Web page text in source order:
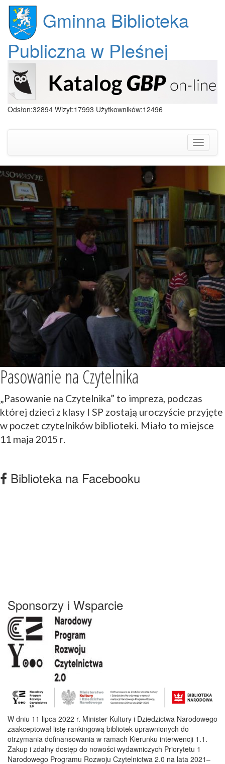
Gminna Biblioteka
Publiczna w Pleśnej
Odsłon:32894 Wizyt:17993 Użytkowników:12496
Toggle
Pasowanie na Czytelnika
„Pasowanie na Czytelnika” to impreza, podczas
której dzieci z klasy I SP zostają uroczyście przyjęte
w poczet czytelników biblioteki. Miało to miejsce
11 maja 2015 r.
Biblioteka na Facebooku
Sponsorzy i Wsparcie
W dniu 11 lipca 2022 r. Minister Kultury i Dziedzictwa Narodowego
zaakceptował listę rankingową bibliotek uprawnionych do
otrzymania dofinansowania w ramach Kierunku interwencji 1.1.
Zakup i zdalny dostęp do nowości wydawniczych Priorytetu 1
Narodowego Programu Rozwoju Czytelnictwa 2.0 na lata 2021–